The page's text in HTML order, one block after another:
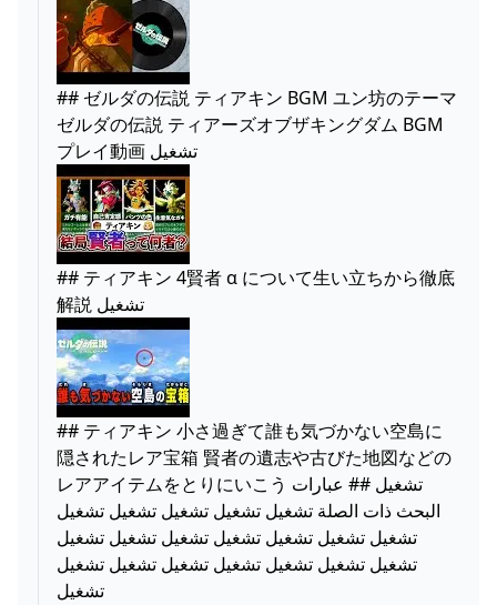
## ゼルダの伝説 ティアキン BGM ユン坊のテーマ
ゼルダの伝説 ティアーズオブザキングダム BGM
プレイ動画 تشغيل
## ティアキン 4賢者 α について生い立ちから徹底
解説 تشغيل
## ティアキン 小さ過ぎて誰も気づかない空島に
隠されたレア宝箱 賢者の遺志や古びた地図などの
レアアイテムをとりにいこう تشغيل ## عبارات
البحث ذات الصلة تشغيل تشغيل تشغيل تشغيل تشغيل
تشغيل تشغيل تشغيل تشغيل تشغيل تشغيل تشغيل
تشغيل تشغيل تشغيل تشغيل تشغيل تشغيل تشغيل
تشغيل